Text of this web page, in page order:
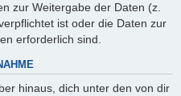
zur Weitergabe der Daten (z.
ist oder die Daten zur
erforderlich sind.
hinaus, dich unter den von dir